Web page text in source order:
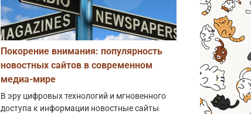
Покорение внимания: популярность
новостных сайтов в современном
медиа-мире
В эру цифровых технологий и мгновенного
доступа к информации новостные сайты